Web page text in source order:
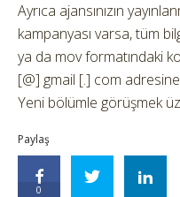
Ayrıca ajansınızın
kampanyası varsa, tüm
ya da mov formatındaki
[@] gmail [.] com
Yeni bölümle görüşmek
Paylaş
0